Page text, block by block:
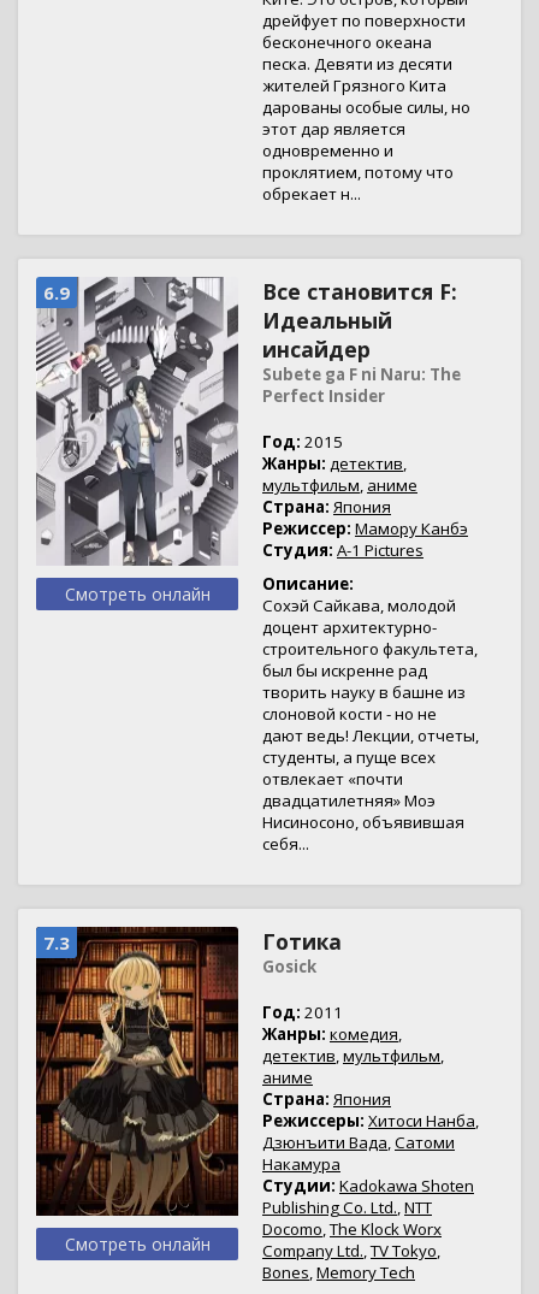
дрейфует по поверхности
бесконечного океана
песка. Девяти из десяти
жителей Грязного Кита
дарованы особые силы, но
этот дар является
одновременно и
проклятием, потому что
обрекает н...
6.9
Смотреть онлайн
Все становится F:
Идеальный
инсайдер
Subete ga F ni Naru: The
Perfect Insider
Год: 2015
Жанры: детектив,
мультфильм, аниме
Страна: Япония
Режиссер: Мамору Канбэ
Студия: A-1 Pictures
Описание:
Сохэй Сайкава, молодой
доцент архитектурно-
строительного факультета,
был бы искренне рад
творить науку в башне из
слоновой кости - но не
дают ведь! Лекции, отчеты,
студенты, а пуще всех
отвлекает «почти
двадцатилетняя» Моэ
Нисиносоно, объявившая
себя...
7.3
Смотреть онлайн
Готика
Gosick
Год: 2011
Жанры: комедия,
детектив,мультфильм,
аниме
Страна: Япония
Режиссеры: Хитоси Нанба,
Дзюнъити Вада,Сатоми
Накамура
Студии: Kadokawa Shoten
Publishing Co. Ltd.,NTT
Docomo,The Klock Worx
Company Ltd.,TV Tokyo,
Bones,Memory Tech